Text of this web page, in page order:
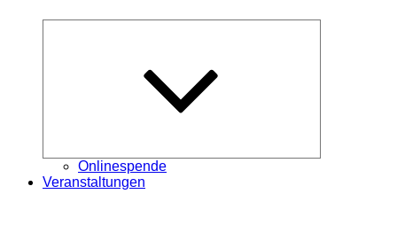
Onlinespende
Veranstaltungen